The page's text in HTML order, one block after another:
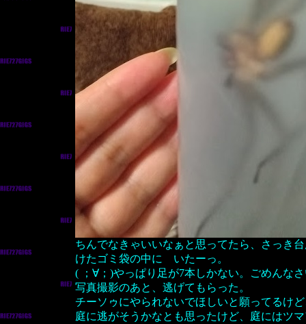
ちんでなきゃいいなぁと思ってたら、さっき
けたゴミ袋の中に いたーっ。
( ；∀；)やっぱり足が7本しかない。ごめんな
写真撮影のあと、逃げてもらった。
チーソゥにやられないでほしいと願ってるけ
庭に逃がそうかなとも思ったけど、庭にはツ